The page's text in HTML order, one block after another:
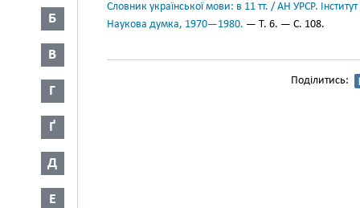
Б
В
Г
Ґ
Д
Е
Словник української мови: в 11 тт. / АН УРСР.
Наукова думка, 1970—1980. — Т. 6. — С. 108.
Поділитись: